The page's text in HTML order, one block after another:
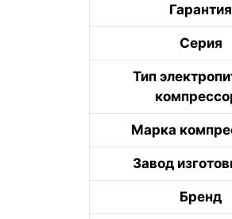
Гарантия
Серия
Тип
Марка
Завод
Бренд